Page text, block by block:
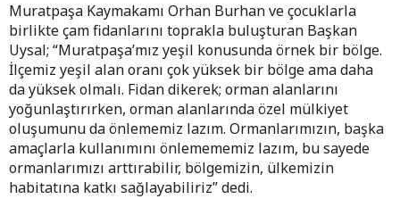
Muratpaşa Kaymakamı Orhan Burhan ve çocuklarla
birlikte çam fidanlarını toprakla buluşturan Başkan
Uysal; “Muratpaşa’mız yeşil konusunda örnek bir bölge.
İlçemiz yeşil alan oranı çok yüksek bir bölge ama daha
da yüksek olmalı. Fidan dikerek; orman alanlarını
yoğunlaştırırken, orman alanlarında özel mülkiyet
oluşumunu da önlememiz lazım. Ormanlarımızın, başka
amaçlarla kullanımını önlemememiz lazım, bu sayede
ormanlarımızı arttırabilir, bölgemizin, ülkemizin
habitatına katkı sağlayabiliriz” dedi.